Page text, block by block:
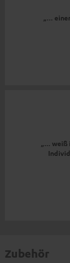
„…
„… weiß
Zubehör